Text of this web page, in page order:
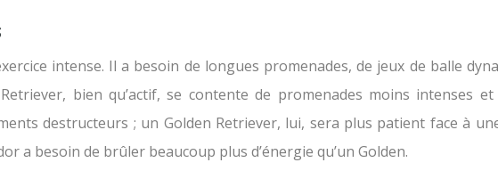
intense. Il a besoin de longues promenades, de jeux de balle
bien qu’actif, se contente de promenades moins intenses
destructeurs ; un Golden Retriever, lui, sera plus patient face à
a besoin de brûler beaucoup plus d’énergie qu’un Golden.